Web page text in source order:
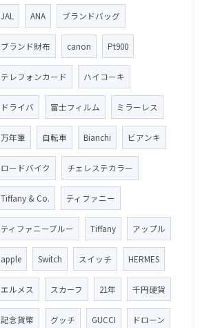
JAL ANA ブランドバッグ
ブランド財布 canon Pt900
テレフォンカード ハイコーキ
ドライバ 富士フィルム ミラーレス
万年筆 自転車 Bianchi ビアンキ
ロードバイク チェレステカラー
Tiffany & Co. ティファニー
ティファニーブルー Tiffany アップル
apple Switch スイッチ HERMES
エルメス スカーフ 21年 千円硬貨
記念貨幣 グッチ GUCCI ドローン